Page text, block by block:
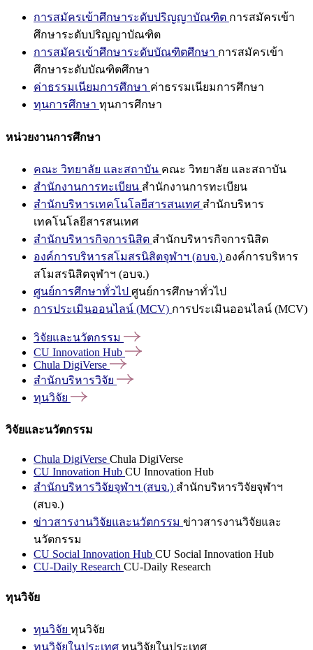
การสมัครเข้าศึกษาระดับปริญญาบัณฑิต การสมัครเข้า
ศึกษาระดับปริญญาบัณฑิต
การสมัครเข้าศึกษาระดับบัณฑิตศึกษา การสมัครเข้า
ศึกษาระดับบัณฑิตศึกษา
ค่าธรรมเนียมการศึกษา ค่าธรรมเนียมการศึกษา
ทุนการศึกษา ทุนการศึกษา
หน่วยงานการศึกษา
คณะ วิทยาลัย และสถาบัน คณะ วิทยาลัย และสถาบัน
สำนักงานการทะเบียน สำนักงานการทะเบียน
สำนักบริหารเทคโนโลยีสารสนเทศ สำนักบริหาร
เทคโนโลยีสารสนเทศ
สำนักบริหารกิจการนิสิต สำนักบริหารกิจการนิสิต
องค์การบริหารสโมสรนิสิตจุฬาฯ (อบจ.) องค์การบริหาร
สโมสรนิสิตจุฬาฯ (อบจ.)
ศูนย์การศึกษาทั่วไป ศูนย์การศึกษาทั่วไป
การประเมินออนไลน์ (MCV) การประเมินออนไลน์ (MCV)
วิจัยและนวัตกรรม
CU Innovation Hub
Chula DigiVerse
สำนักบริหารวิจัย
ทุนวิจัย
วิจัยและนวัตกรรม
Chula DigiVerse Chula DigiVerse
CU Innovation Hub CU Innovation Hub
สำนักบริหารวิจัยจุฬาฯ (สบจ.) สำนักบริหารวิจัยจุฬาฯ
(สบจ.)
ข่าวสารงานวิจัยและนวัตกรรม ข่าวสารงานวิจัยและ
นวัตกรรม
CU Social Innovation Hub CU Social Innovation Hub
CU-Daily Research CU-Daily Research
ทุนวิจัย
ทุนวิจัย ทุนวิจัย
ทุนวิจัยในประเทศ ทุนวิจัยในประเทศ